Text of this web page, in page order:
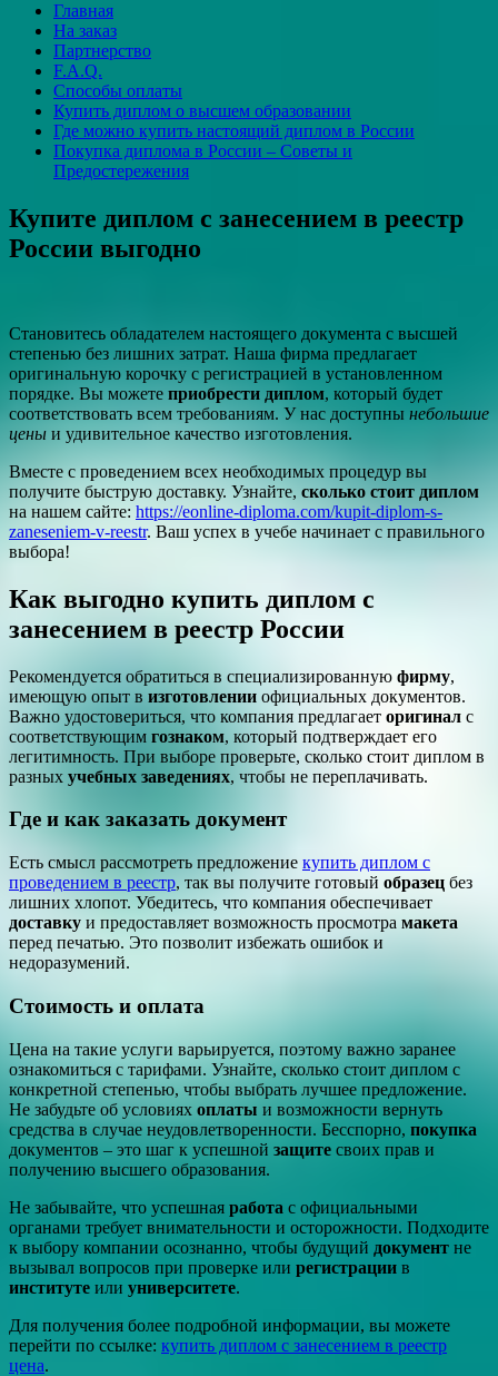
Главная
На заказ
Партнерство
F.A.Q.
Способы оплаты
Купить диплом о высшем образовании
Где можно купить настоящий диплом в России
Покупка диплома в России – Советы и
Предостережения
Купите диплом с занесением в реестр
России выгодно
Становитесь обладателем настоящего документа с высшей
степенью без лишних затрат. Наша фирма предлагает
оригинальную корочку с регистрацией в установленном
порядке. Вы можете приобрести диплом, который будет
соответствовать всем требованиям. У нас доступны небольшие
цены и удивительное качество изготовления.
Вместе с проведением всех необходимых процедур вы
получите быструю доставку. Узнайте, сколько стоит диплом
на нашем сайте: https://eonline-diploma.com/kupit-diplom-s-
zaneseniem-v-reestr. Ваш успех в учебе начинает с правильного
выбора!
Как выгодно купить диплом с
занесением в реестр России
Рекомендуется обратиться в специализированную фирму,
имеющую опыт в изготовлении официальных документов.
Важно удостовериться, что компания предлагает оригинал с
соответствующим гознаком, который подтверждает его
легитимность. При выборе проверьте, сколько стоит диплом в
разных учебных заведениях, чтобы не переплачивать.
Где и как заказать документ
Есть смысл рассмотреть предложение купить диплом с
проведением в реестр, так вы получите готовый образец без
лишних хлопот. Убедитесь, что компания обеспечивает
доставку и предоставляет возможность просмотра макета
перед печатью. Это позволит избежать ошибок и
недоразумений.
Стоимость и оплата
Цена на такие услуги варьируется, поэтому важно заранее
ознакомиться с тарифами. Узнайте, сколько стоит диплом с
конкретной степенью, чтобы выбрать лучшее предложение.
Не забудьте об условиях оплаты и возможности вернуть
средства в случае неудовлетворенности. Бесспорно, покупка
документов – это шаг к успешной защите своих прав и
получению высшего образования.
Не забывайте, что успешная работа с официальными
органами требует внимательности и осторожности. Подходите
к выбору компании осознанно, чтобы будущий документ не
вызывал вопросов при проверке или регистрации в
институте или университете.
Для получения более подробной информации, вы можете
перейти по ссылке: купить диплом с занесением в реестр
цена.